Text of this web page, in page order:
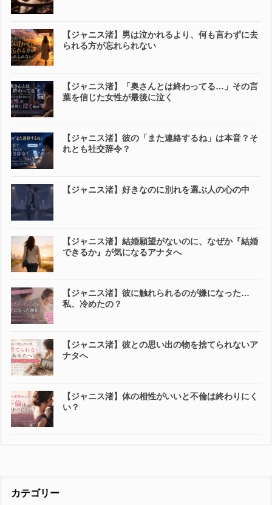
【ジャニス渚】男は泣かれるより、何も言わずに去
られる方が忘れられない
【ジャニス渚】「奥さんとは終わってる…」その言
葉を信じた女性が最後に泣く
【ジャニス渚】彼の「また連絡するね」は本音？そ
れとも社交辞令？
【ジャニス渚】好きなのに別れを選ぶ人の心の中
【ジャニス渚】結婚願望がないのに、なぜか『結婚
できるか』が気になるアナタへ
【ジャニス渚】彼に触れられるのが嫌になった…
私、冷めたの？
【ジャニス渚】彼との思い出の物を捨てられないア
ナタへ
【ジャニス渚】体の相性がいいと不倫は終わりにく
い？
カテゴリー